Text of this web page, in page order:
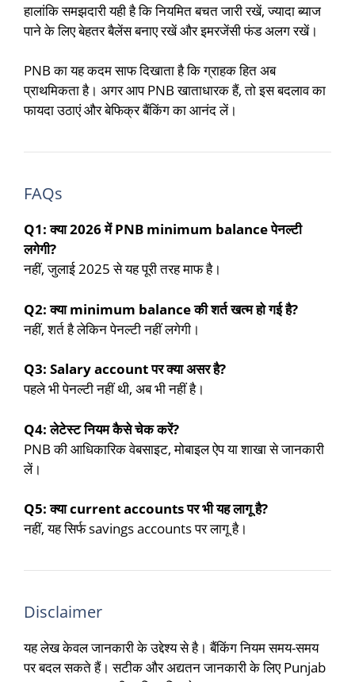
हालांकि समझदारी यही है कि नियमित बचत जारी रखें, ज्यादा ब्याज
पाने के लिए बेहतर बैलेंस बनाए रखें और इमरजेंसी फंड अलग रखें।
PNB का यह कदम साफ दिखाता है कि ग्राहक हित अब
प्राथमिकता है। अगर आप PNB खाताधारक हैं, तो इस बदलाव का
फायदा उठाएं और बेफिक्र बैंकिंग का आनंद लें।
FAQs
Q1: क्या 2026 में PNB minimum balance पेनल्टी
लगेगी?
नहीं, जुलाई 2025 से यह पूरी तरह माफ है।
Q2: क्या minimum balance की शर्त खत्म हो गई है?
नहीं, शर्त है लेकिन पेनल्टी नहीं लगेगी।
Q3: Salary account पर क्या असर है?
पहले भी पेनल्टी नहीं थी, अब भी नहीं है।
Q4: लेटेस्ट नियम कैसे चेक करें?
PNB की आधिकारिक वेबसाइट, मोबाइल ऐप या शाखा से जानकारी
लें।
Q5: क्या current accounts पर भी यह लागू है?
नहीं, यह सिर्फ savings accounts पर लागू है।
Disclaimer
यह लेख केवल जानकारी के उद्देश्य से है। बैंकिंग नियम समय-समय
पर बदल सकते हैं। सटीक और अद्यतन जानकारी के लिए Punjab